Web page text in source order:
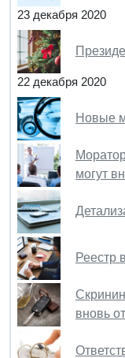
23 декабря 2020
22 декабря 2020
Новые
могут
Реестр
вновь